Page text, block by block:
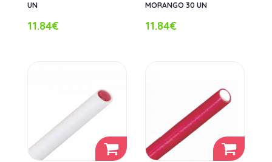
UN
11.84€
MORANGO 30 UN
11.84€